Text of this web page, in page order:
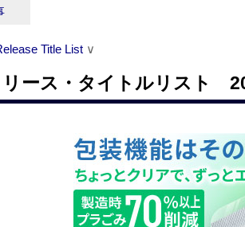
Title List ∨
ース・タイトルリスト